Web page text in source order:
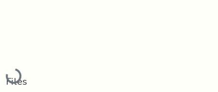
Loading...
Files